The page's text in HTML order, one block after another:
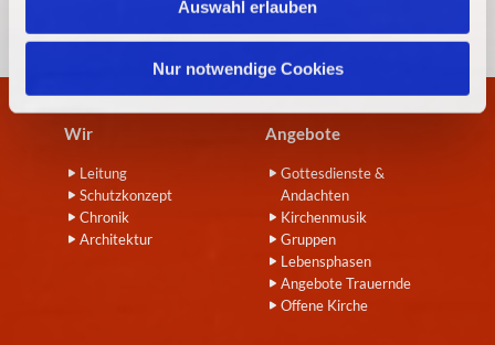
Auswahl erlauben
Nur notwendige Cookies
Wir
Leitung
Schutzkonzept
Chronik
Architektur
Angebote
Gottesdienste &
Andachten
Kirchenmusik
Gruppen
Lebensphasen
Angebote Trauernde
Offene Kirche